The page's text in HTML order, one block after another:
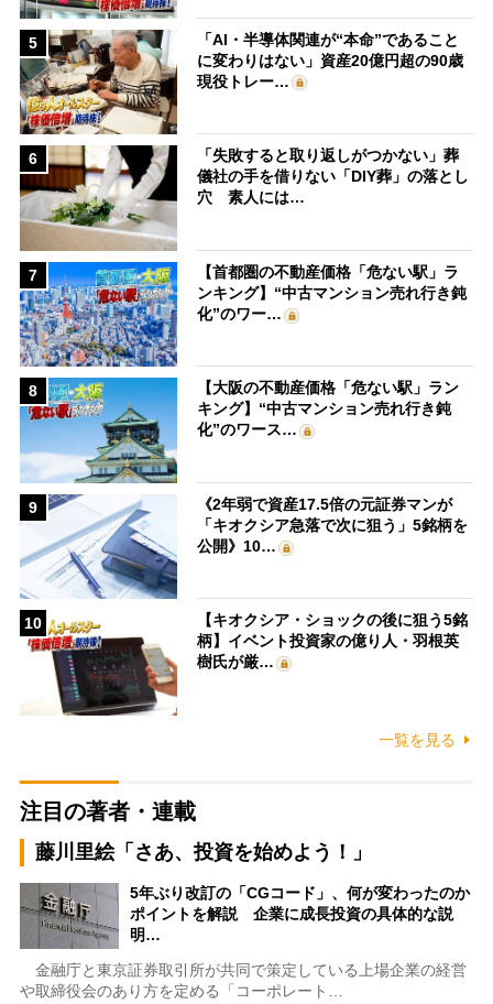
5
「AI・半導体関連が“本命”であること
に変わりはない」資産20億円超の90歳
現役トレー…
6
「失敗すると取り返しがつかない」葬
儀社の手を借りない「DIY葬」の落とし
穴 素人には…
7
【首都圏の不動産価格「危ない駅」ラ
ンキング】“中古マンション売れ行き鈍
化”のワー…
8
【大阪の不動産価格「危ない駅」ラン
キング】“中古マンション売れ行き鈍
化”のワース…
9
《2年弱で資産17.5倍の元証券マンが
「キオクシア急落で次に狙う」5銘柄を
公開》10…
10
【キオクシア・ショックの後に狙う5銘
柄】イベント投資家の億り人・羽根英
樹氏が厳…
一覧を見る
注目の著者・連載
藤川里絵「さあ、投資を始めよう！」
5年ぶり改訂の「CGコード」、何が変わったのか
ポイントを解説 企業に成長投資の具体的な説
明…
金融庁と東京証券取引所が共同で策定している上場企業の経営
や取締役会のあり方を定める「コーポレート…